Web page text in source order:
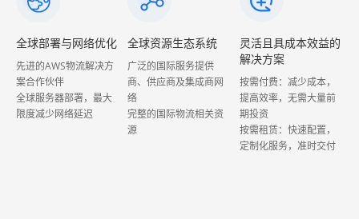
全球资源生态系统
广泛的国际服务提供
商、供应商及集成商网
络
完整的国际物流相关资
灵活且具成本效益的
解决方案
按需付费：减少成本，
提高效率，无需大量前
期投资
按需租赁：快速配置，
持续免费升级与定制
开发
享受所有新功能更新，
基于云平台
可定制的网页、PDA及
移动端应用程序
由经验丰富的团队实现